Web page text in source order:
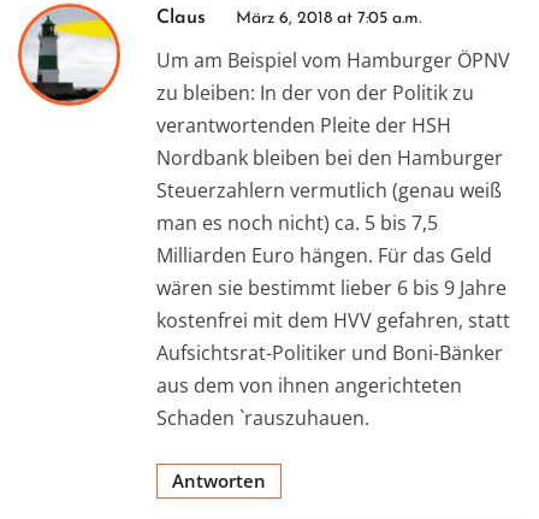
Claus März 6, 2018 at 7:05 a.m.
Um am Beispiel vom Hamburger ÖPNV
zu bleiben: In der von der Politik zu
verantwortenden Pleite der HSH
Nordbank bleiben bei den Hamburger
Steuerzahlern vermutlich (genau weiß
man es noch nicht) ca. 5 bis 7,5
Milliarden Euro hängen. Für das Geld
wären sie bestimmt lieber 6 bis 9 Jahre
kostenfrei mit dem HVV gefahren, statt
Aufsichtsrat-Politiker und Boni-Bänker
aus dem von ihnen angerichteten
Schaden `rauszuhauen.
Antworten